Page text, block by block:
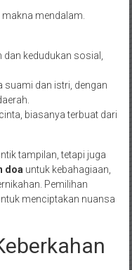
mendalam.
kedudukan sosial,
suami dan istri, dengan
biasanya terbuat dari
tampilan, tetapi juga
doa untuk kebahagiaan,
Pemilihan
menciptakan nuansa